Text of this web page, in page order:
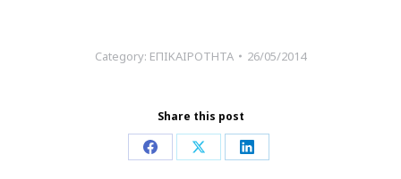
Category: ΕΠΙΚΑΙΡΟΤΗΤΑ 26/05/2014
Share this post
Share Share Share